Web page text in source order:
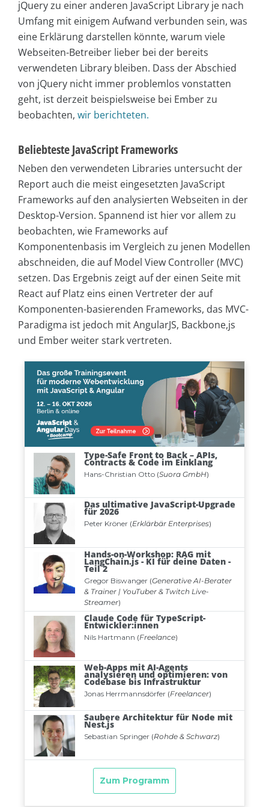
jQuery zu einer anderen JavaScript Library je nach
Umfang mit einigem Aufwand verbunden sein, was
eine Erklärung darstellen könnte, warum viele
Webseiten-Betreiber lieber bei der bereits
verwendeten Library bleiben. Dass der Abschied
von jQuery nicht immer problemlos vonstatten
geht, ist derzeit beispielsweise bei Ember zu
beobachten, wir berichteten.
Beliebteste JavaScript Frameworks
Neben den verwendeten Libraries untersucht der
Report auch die meist eingesetzten JavaScript
Frameworks auf den analysierten Webseiten in der
Desktop-Version. Spannend ist hier vor allem zu
beobachten, wie Frameworks auf
Komponentenbasis im Vergleich zu jenen Modellen
abschneiden, die auf Model View Controller (MVC)
setzen. Das Ergebnis zeigt auf der einen Seite mit
React auf Platz eins einen Vertreter der auf
Komponenten-basierenden Frameworks, das MVC-
Paradigma ist jedoch mit AngularJS, Backbone,js
und Ember weiter stark vertreten.